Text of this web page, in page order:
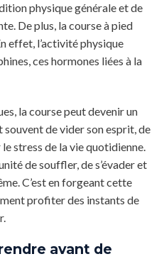
physique générale et de
De plus, la course à pied
effet, l’activité physique
ces hormones liées à la
la course peut devenir un
de vider son esprit, de
stress de la vie quotidienne.
de souffler, de s’évader et
C’est en forgeant cette
profiter des instants de
avant de